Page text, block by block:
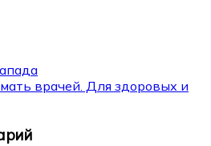
врачей. Для здоровых и